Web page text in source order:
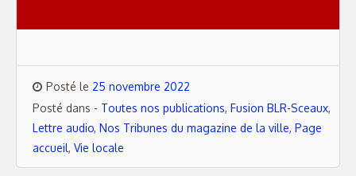
Posté le 25 novembre 2022
Posté dans - Toutes nos publications, Fusion BLR-Sceaux,
Lettre audio, Nos Tribunes du magazine de la ville, Page
accueil, Vie locale